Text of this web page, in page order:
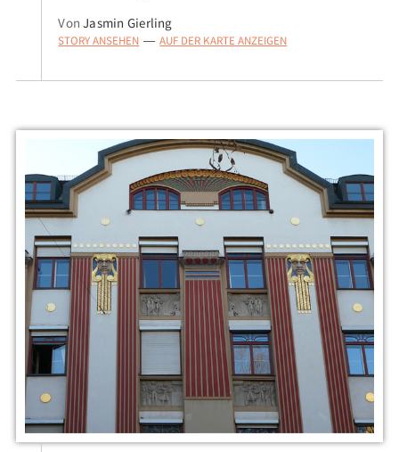
VonJasmin Gierling
STORY ANSEHEN — AUF DER KARTE ANZEIGEN